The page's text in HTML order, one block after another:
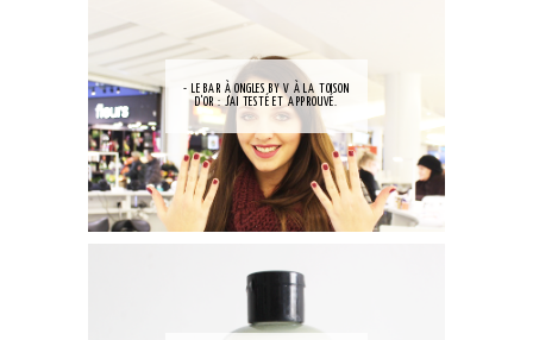
- LE BAR À ONGLES BY V À LA TOISON
D'OR : J'AI TESTÉ ET APPROUVÉ.